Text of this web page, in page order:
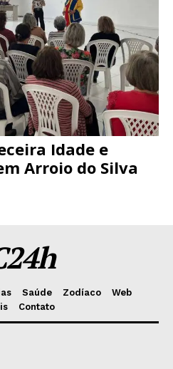
Idade e
Arroio do Silva
Saúde Zodíaco
Web
Contato